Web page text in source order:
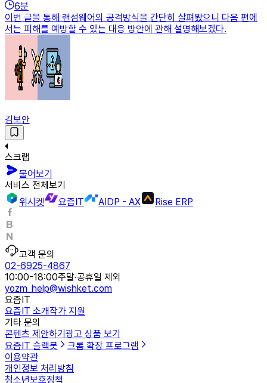
6분
이번 글을 통해 랜섬웨어의 공격방식을 간단히 살펴봤으니 다음 편에
서는 피해를 예방할 수 있는 대응 방안에 관해 설명해보겠다.
김보안
스크랩
물어보기
서비스 전체보기
위시켓
요즘IT AIDP - AX Rise ERP
고객 문의
02-6925-4867
10:00-18:00주말·공휴일 제외
yozm_help@wishket.com
요즘IT
요즘IT 소개작가 지원
기타 문의
콘텐츠 제안하기 광고 상품 보기
요즘IT 슬랙봇
크롬 확장 프로그램
이용약관
개인정보 처리방침
청소년보호정책